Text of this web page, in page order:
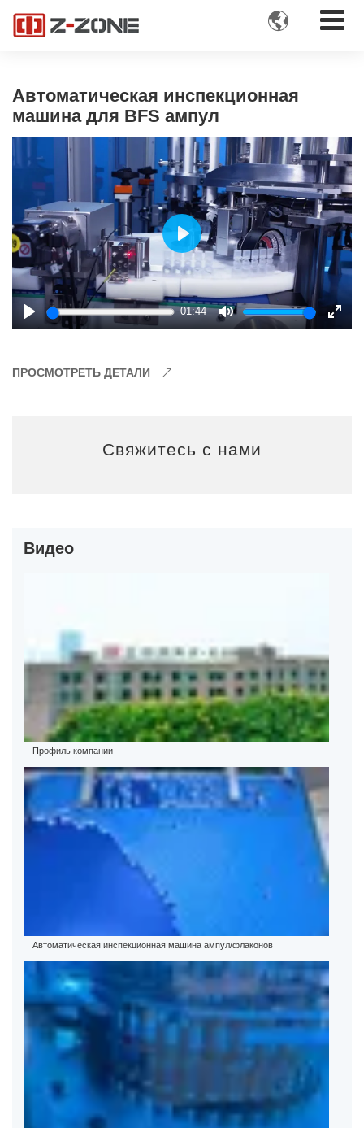

Автоматическая инспекционная
машина для BFS ампул
Play
01:44
Mute
Enter
Play
ПРОСМОТРЕТЬ ДЕТАЛИ
Свяжитесь с нами
Видео
Профиль компании
Автоматическая инспекционная машина ампул/флаконов